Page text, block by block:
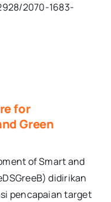
2070-1683-
for
Green
of Smart and
didirikan
pencapaian target